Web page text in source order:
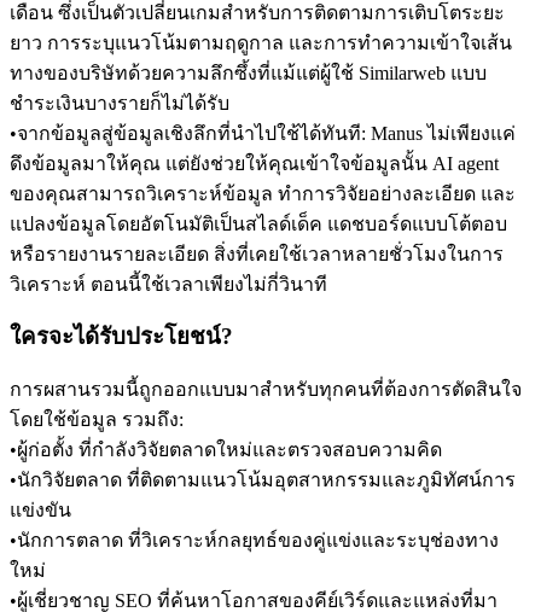
เดือน ซึ่งเป็นตัวเปลี่ยนเกมสำหรับการติดตามการเติบโตระยะ
ยาว การระบุแนวโน้มตามฤดูกาล และการทำความเข้าใจเส้น
ทางของบริษัทด้วยความลึกซึ้งที่แม้แต่ผู้ใช้ Similarweb แบบ
ชำระเงินบางรายก็ไม่ได้รับ
•จากข้อมูลสู่ข้อมูลเชิงลึกที่นำไปใช้ได้ทันที: Manus ไม่เพียงแค่
ดึงข้อมูลมาให้คุณ แต่ยังช่วยให้คุณเข้าใจข้อมูลนั้น AI agent
ของคุณสามารถวิเคราะห์ข้อมูล ทำการวิจัยอย่างละเอียด และ
แปลงข้อมูลโดยอัตโนมัติเป็นสไลด์เด็ค แดชบอร์ดแบบโต้ตอบ
หรือรายงานรายละเอียด สิ่งที่เคยใช้เวลาหลายชั่วโมงในการ
วิเคราะห์ ตอนนี้ใช้เวลาเพียงไม่กี่วินาที
ใครจะได้รับประโยชน์?
การผสานรวมนี้ถูกออกแบบมาสำหรับทุกคนที่ต้องการตัดสินใจ
โดยใช้ข้อมูล รวมถึง:
•ผู้ก่อตั้ง ที่กำลังวิจัยตลาดใหม่และตรวจสอบความคิด
•นักวิจัยตลาด ที่ติดตามแนวโน้มอุตสาหกรรมและภูมิทัศน์การ
แข่งขัน
•นักการตลาด ที่วิเคราะห์กลยุทธ์ของคู่แข่งและระบุช่องทาง
ใหม่
•ผู้เชี่ยวชาญ SEO ที่ค้นหาโอกาสของคีย์เวิร์ดและแหล่งที่มา